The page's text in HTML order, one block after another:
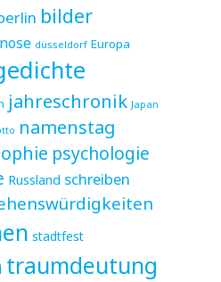
bilder
düsseldorf Europa
jahreschronik Japan
namenstag
psychologie
Russland schreiben
stadtfest
traumdeutung